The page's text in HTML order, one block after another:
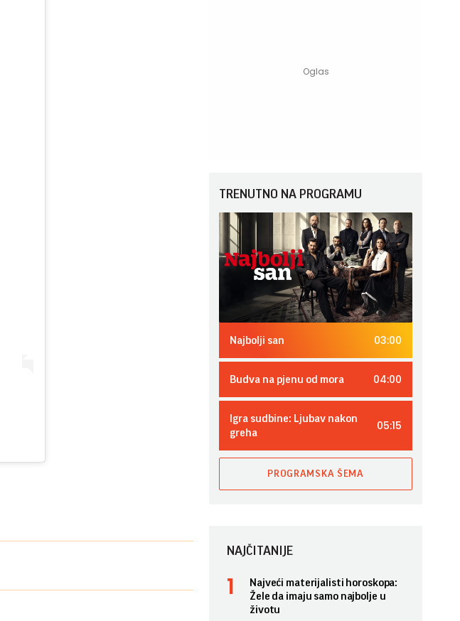
TRENUTNO NA PROGRAMU
Najbolji san 03:00
Budva na pjenu od mora 04:00
Igra sudbine: Ljubav nakon
greha
05:15
PROGRAMSKA ŠEMA
NAJČITANIJE
Najveći materijalisti horoskopa:
Žele da imaju samo najbolje u
životu